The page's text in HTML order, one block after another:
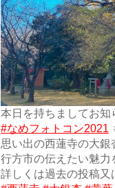
本日を持ちましてお知
#なめフォトコン2021
思い出の西蓮寺の大銀
行方市の伝えたい魅力
詳しくは過去の投稿